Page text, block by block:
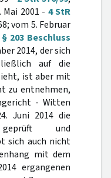
2001 - 4 StR
vom 5. Februar
§ 203 Beschluss
2014, der sich
auf die
ist aber mit
zu entnehmen,
- Witten
Juni 2014 die
geprüft und
sich auch nicht
mit dem
ergangenen